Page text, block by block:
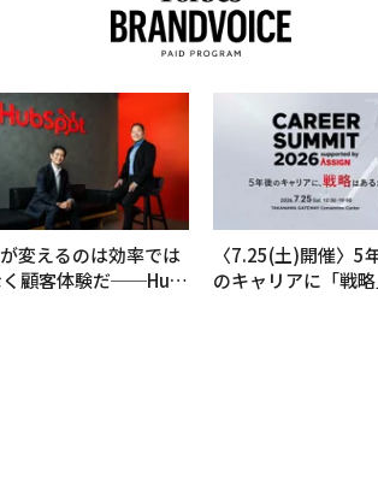
変えるのは効率では
く顧客体験だ──Hub
〈7.25(土)開催〉5
のキャリアに「戦